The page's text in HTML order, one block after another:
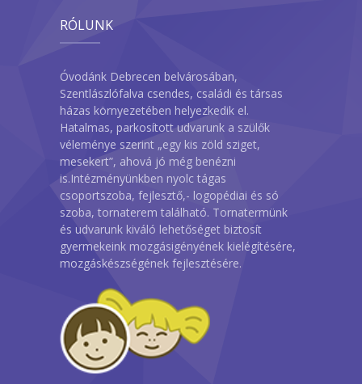
RÓLUNK
Óvodánk Debrecen belvárosában,
Szentlászlófalva csendes, családi és társas
házas környezetében helyezkedik el.
Hatalmas, parkosított udvarunk a szülők
véleménye szerint „egy kis zöld sziget,
mesekert”, ahová jó még benézni
is.Intézményünkben nyolc tágas
csoportszoba, fejlesztő,- logopédiai és só
szoba, tornaterem található. Tornatermünk
és udvarunk kiváló lehetőséget biztosít
gyermekeink mozgásigényének kielégítésére,
mozgáskészségének fejlesztésére.